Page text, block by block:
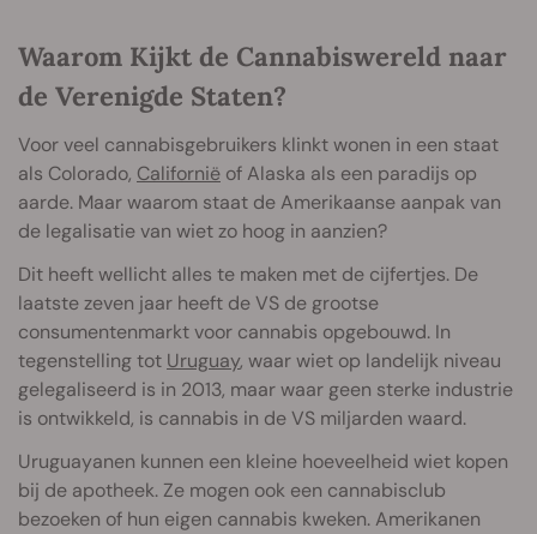
Waarom Kijkt de Cannabiswereld naar
de Verenigde Staten?
Voor veel cannabisgebruikers klinkt wonen in een staat
als Colorado, Californië of Alaska als een paradijs op
aarde. Maar waarom staat de Amerikaanse aanpak van
de legalisatie van wiet zo hoog in aanzien?
Dit heeft wellicht alles te maken met de cijfertjes. De
laatste zeven jaar heeft de VS de grootse
consumentenmarkt voor cannabis opgebouwd. In
tegenstelling tot Uruguay, waar wiet op landelijk niveau
gelegaliseerd is in 2013, maar waar geen sterke industrie
is ontwikkeld, is cannabis in de VS miljarden waard.
Uruguayanen kunnen een kleine hoeveelheid wiet kopen
bij de apotheek. Ze mogen ook een cannabisclub
bezoeken of hun eigen cannabis kweken. Amerikanen